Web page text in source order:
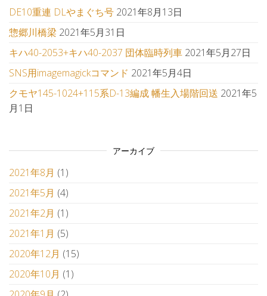
DE10重連 DLやまぐち号 2021年8月13日
惣郷川橋梁 2021年5月31日
キハ40-2053+キハ40-2037 団体臨時列車 2021年5月27日
SNS用imagemagickコマンド 2021年5月4日
クモヤ145-1024+115系D-13編成 幡生入場階回送 2021年5
月1日
アーカイブ
2021年8月 (1)
2021年5月 (4)
2021年2月 (1)
2021年1月 (5)
2020年12月 (15)
2020年10月 (1)